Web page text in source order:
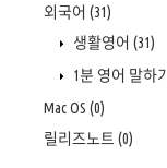
외국어 (31)
생활영어 (31)
1분 영어 말하기
Mac OS (0)
릴리즈노트 (0)